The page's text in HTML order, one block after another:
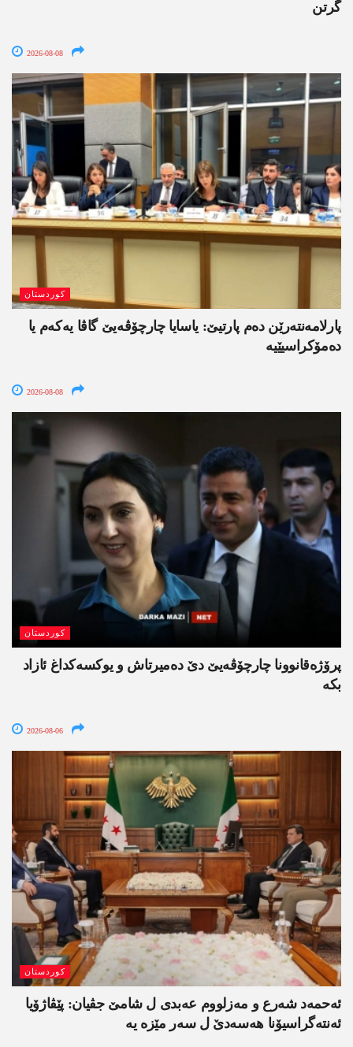
گرتن
2026-08-08
کوردستان
پارلامەنتەرێن دەم پارتیێ: یاسایا چارچۆڤەیێ گاڤا یەکەم یا
دەمۆکراسیێیە
2026-08-08
کوردستان
پرۆژەقانوونا چارچۆڤەیێ دێ دەمیرتاش و یوکسەکداغ ئازاد
بکە
2026-08-06
کوردستان
ئەحمەد شەرع و مەزلووم عەبدی ل شامێ جڤیان: پێڤاژۆیا
ئەنتەگراسیۆنا ھەسەدێ ل سەر مێزە یە